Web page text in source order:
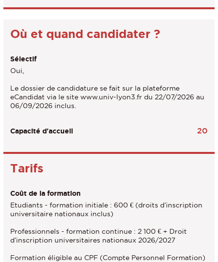
Où et quand candidater ?
Sélectif
Oui,
Le dossier de candidature se fait sur la plateforme
eCandidat via le site www.univ-lyon3.fr du 22/07/2026 au
06/09/2026 inclus.
Capacité d'accueil 20
Tarifs
Coût de la formation
Etudiants - formation initiale : 600 € (droits d’inscription
universitaire nationaux inclus)
Professionnels - formation continue : 2 100 € + Droit
d’inscription universitaires nationaux 2026/2027
Formation éligible au CPF (Compte Personnel Formation)